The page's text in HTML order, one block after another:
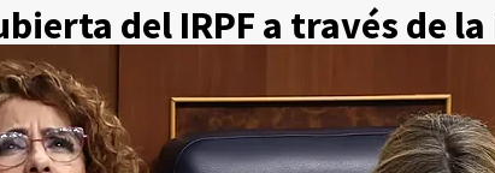
del IRPF a través de